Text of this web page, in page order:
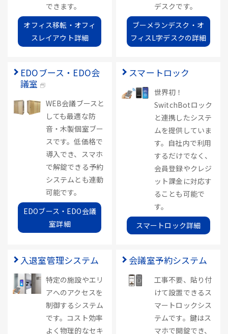
できます。
オフィス移転・オフィ
スレイアウト詳細
デスクです。
ブーメランデスク・オ
フィスL字デスクの詳細
EDOブース・EDO会
議室
WEB会議ブースと
しても最適な防
音・木製個室ブー
スです。低価格で
導入でき、スマホ
で解錠できる予約
システムとも連動
可能です。
EDOブース・EDO会議
室詳細
スマートロック
世界初！
SwitchBotロック
と連携したシステ
ムを提供していま
す。自社内で利用
するだけでなく、
会員登録やクレジ
ット課金に対応す
ることも可能で
す。
スマートロック詳細
入退室管理システム
特定の施設やエリ
アへのアクセスを
制御するシステム
です。コスト効率
よく物理的なセキ
会議室予約システム
工事不要、貼り付
けて設置できるス
マートロックシス
テムです。鍵はス
マホで開錠でき、